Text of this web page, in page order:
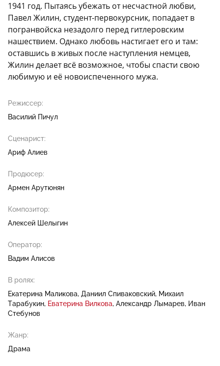
1941 год. Пытаясь убежать от несчастной любви,
Павел Жилин, студент-первокурсник, попадает в
погранвойска незадолго перед гитлеровским
нашествием. Однако любовь настигает его и там:
оставшись в живых после наступления немцев,
Жилин делает всё возможное, чтобы спасти свою
любимую и её новоиспеченного мужа.
Режиссер:
Василий Пичул
Сценарист:
Ариф Алиев
Продюсер:
Армен Арутюнян
Композитор:
Алексей Шелыгин
Оператор:
Вадим Алисов
В ролях:
Екатерина Маликова Даниил Спиваковский Михаил
Тарабукин Еватерина Вилкова Александр Лымарев
Иван
Стебунов
Жанр:
Драма